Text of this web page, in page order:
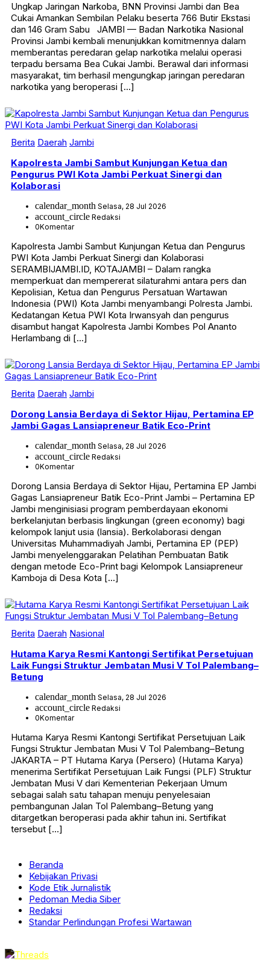
Ungkap Jaringan Narkoba, BNN Provinsi Jambi dan Bea
Cukai Amankan Sembilan Pelaku beserta 766 Butir Ekstasi
dan 146 Gram Sabu JAMBI — Badan Narkotika Nasional
Provinsi Jambi kembali menunjukkan komitmennya dalam
memberantas peredaran gelap narkotika melalui operasi
terpadu bersama Bea Cukai Jambi. Berawal dari informasi
masyarakat, tim berhasil mengungkap jaringan peredaran
narkotika yang beroperasi […]
Berita Daerah Jambi
Kapolresta Jambi Sambut Kunjungan Ketua dan
Pengurus PWI Kota Jambi Perkuat Sinergi dan
Kolaborasi
calendar_month Selasa, 28 Jul 2026
account_circle Redaksi
0Komentar
Kapolresta Jambi Sambut Kunjungan Ketua dan Pengurus
PWI Kota Jambi Perkuat Sinergi dan Kolaborasi
SERAMBIJAMBI.ID, KOTAJAMBI – Dalam rangka
memperkuat dan mempererat silaturahmi antara pers dan
Kepolisian, Ketua dan Pengurus Persatuan Wartawan
Indonesia (PWI) Kota Jambi menyambangi Polresta Jambi.
Kedatangan Ketua PWI Kota Irwansyah dan pengurus
disambut hangat Kapolresta Jambi Kombes Pol Ananto
Herlambang di […]
Berita Daerah Jambi
Dorong Lansia Berdaya di Sektor Hijau, Pertamina EP
Jambi Gagas Lansiapreneur Batik Eco-Print
calendar_month Selasa, 28 Jul 2026
account_circle Redaksi
0Komentar
Dorong Lansia Berdaya di Sektor Hijau, Pertamina EP Jambi
Gagas Lansiapreneur Batik Eco-Print Jambi – Pertamina EP
Jambi menginisiasi program pemberdayaan ekonomi
berkelanjutan berbasis lingkungan (green economy) bagi
kelompok lanjut usia (lansia). Berkolaborasi dengan
Universitas Muhammadiyah Jambi, Pertamina EP (PEP)
Jambi menyelenggarakan Pelatihan Pembuatan Batik
dengan metode Eco-Print bagi Kelompok Lansiapreneur
Kamboja di Desa Kota […]
Berita Daerah Nasional
Hutama Karya Resmi Kantongi Sertifikat Persetujuan
Laik Fungsi Struktur Jembatan Musi V Tol Palembang–
Betung
calendar_month Selasa, 28 Jul 2026
account_circle Redaksi
0Komentar
Hutama Karya Resmi Kantongi Sertifikat Persetujuan Laik
Fungsi Struktur Jembatan Musi V Tol Palembang–Betung
JAKARTA – PT Hutama Karya (Persero) (Hutama Karya)
menerima Sertifikat Persetujuan Laik Fungsi (PLF) Struktur
Jembatan Musi V dari Kementerian Pekerjaan Umum
sebagai salah satu tahapan menuju penyelesaian
pembangunan Jalan Tol Palembang–Betung yang
ditargetkan beroperasi pada akhir tahun ini. Sertifikat
tersebut […]
Beranda
Kebijakan Privasi
Kode Etik Jurnalistik
Pedoman Media Siber
Redaksi
Standar Perlindungan Profesi Wartawan